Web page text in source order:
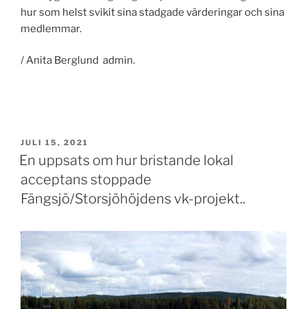
hur som helst svikit sina stadgade värderingar och sina
medlemmar.
/ Anita Berglund admin.
PUBLICERAT
JULI 15, 2021
En uppsats om hur bristande lokal
acceptans stoppade
Fängsjö/Storsjöhöjdens vk-projekt..